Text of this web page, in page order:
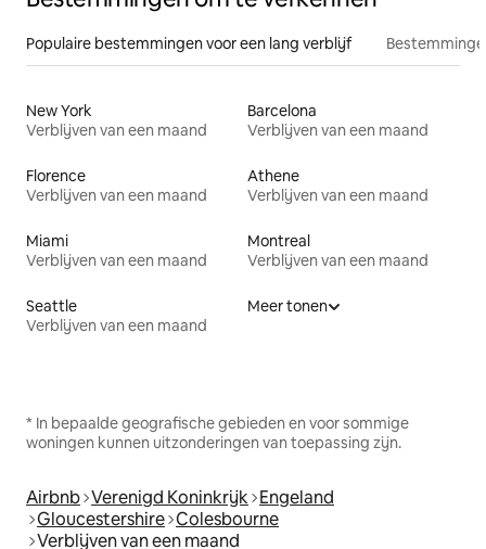
Populaire bestemmingen voor een lang verblijf
New York
Verblijven van een maand
Barcelona
Verblijven van een maand
Florence
Verblijven van een maand
Athene
Verblijven van een maand
Miami
Verblijven van een maand
Montreal
Verblijven van een maand
Seattle
Verblijven van een maand
Meer tonen
* In bepaalde geografische gebieden en voor sommige
woningen kunnen uitzonderingen van toepassing zijn.
Airbnb Verenigd Koninkrijk Engeland
Gloucestershire Colesbourne
Verblijven van een maand